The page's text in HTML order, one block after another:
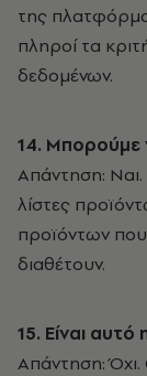
της
πληροί τα
δεδομένων.
14. Μπορούμε
Απάντηση:
λίστες
προϊόντων που
διαθέτουν.
15. Είναι
Απάντηση: Όχι.